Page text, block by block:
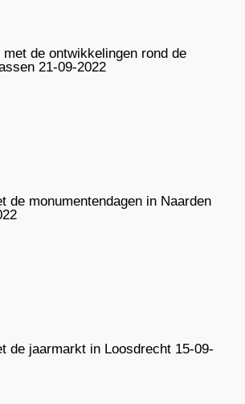
met de ontwikkelingen rond de
21-09-2022
de monumentendagen in Naarden
de jaarmarkt in Loosdrecht 15-09-